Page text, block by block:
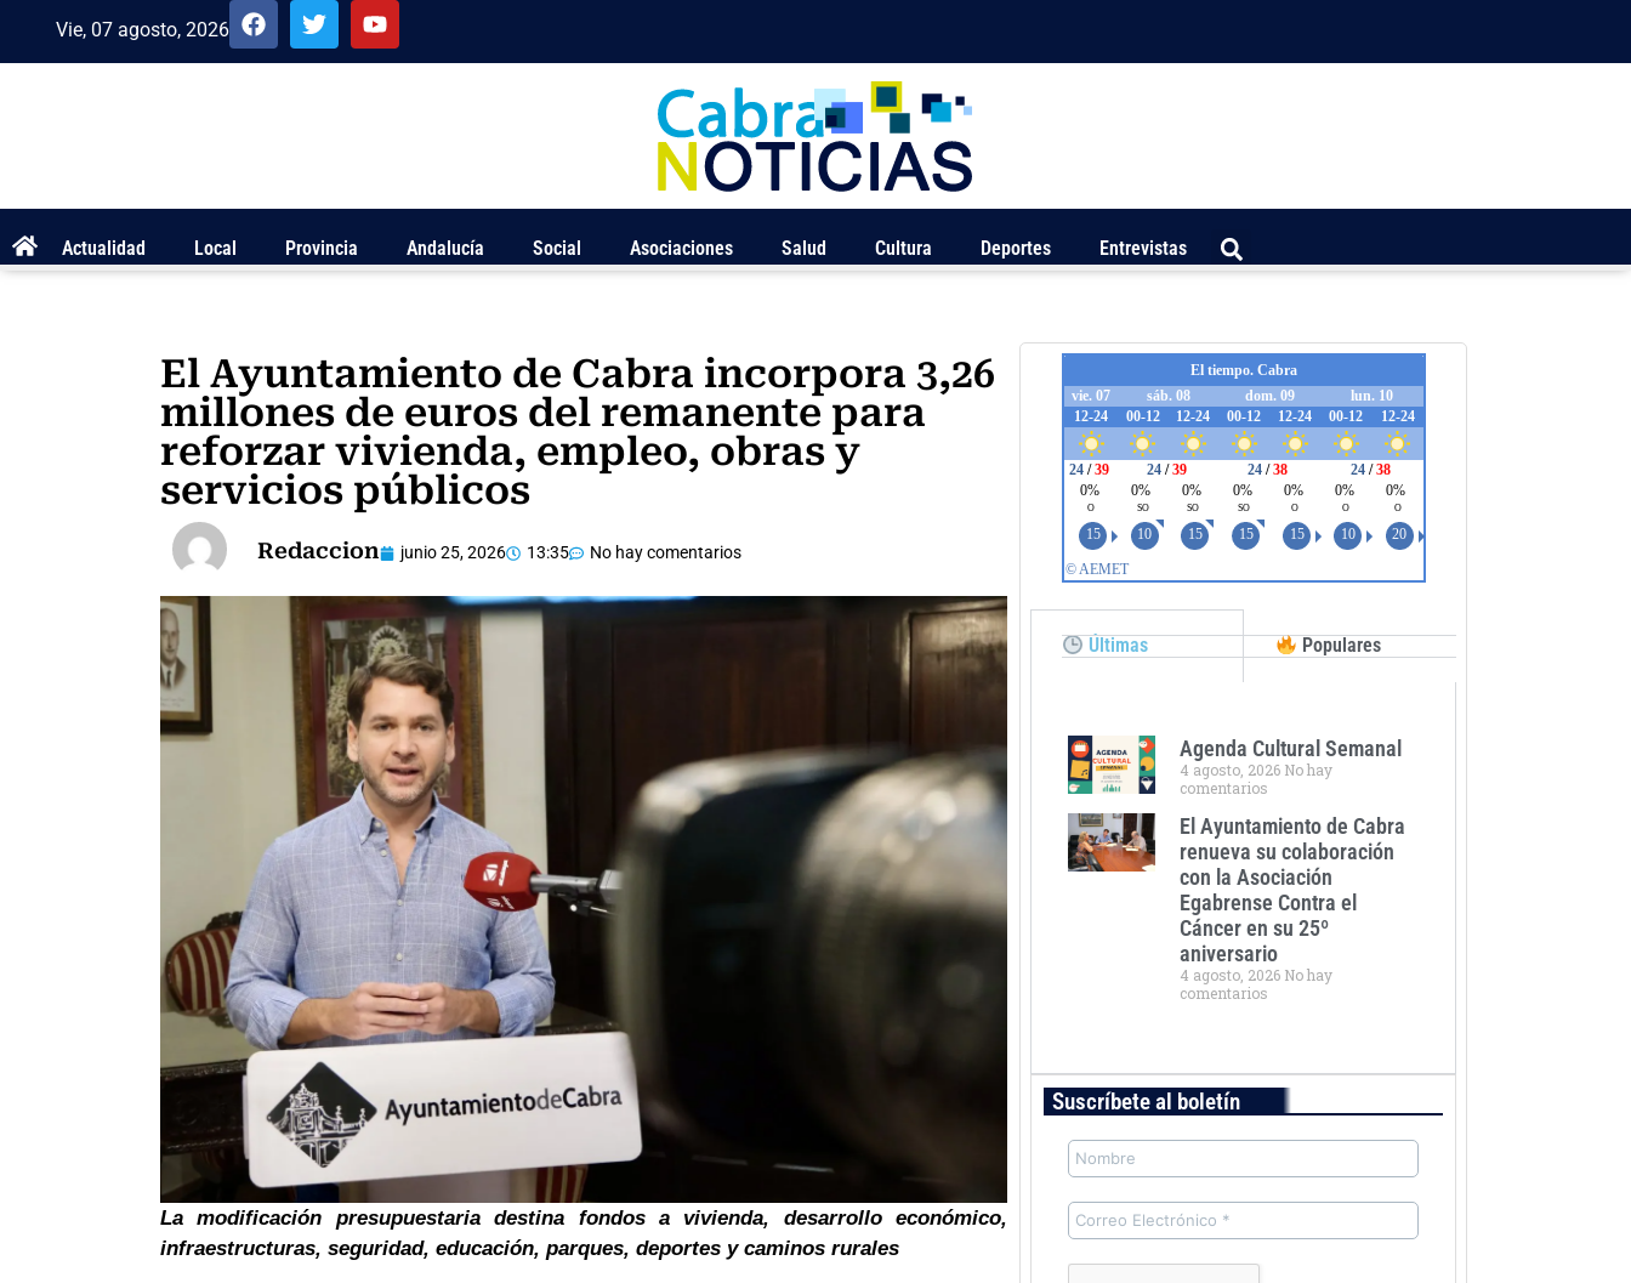
Vie, 07 agosto, 2026
Actualidad Local Provincia Andalucía Social Asociaciones Salud Cultura Deportes Entrevistas
El Ayuntamiento de Cabra incorpora 3,26
millones de euros del remanente para
reforzar vivienda, empleo, obras y
servicios públicos
Redaccion junio 25, 2026 13:35 No hay comentarios
La modificación presupuestaria destina fondos a vivienda, desarrollo económico,
infraestructuras, seguridad, educación, parques, deportes y caminos rurales
Últimas Populares
Agenda Cultural Semanal
4 agosto, 2026 No hay
comentarios
El Ayuntamiento de Cabra
renueva su colaboración
con la Asociación
Egabrense Contra el
Cáncer en su 25º
aniversario
4 agosto, 2026 No hay
comentarios
Suscríbete al boletín